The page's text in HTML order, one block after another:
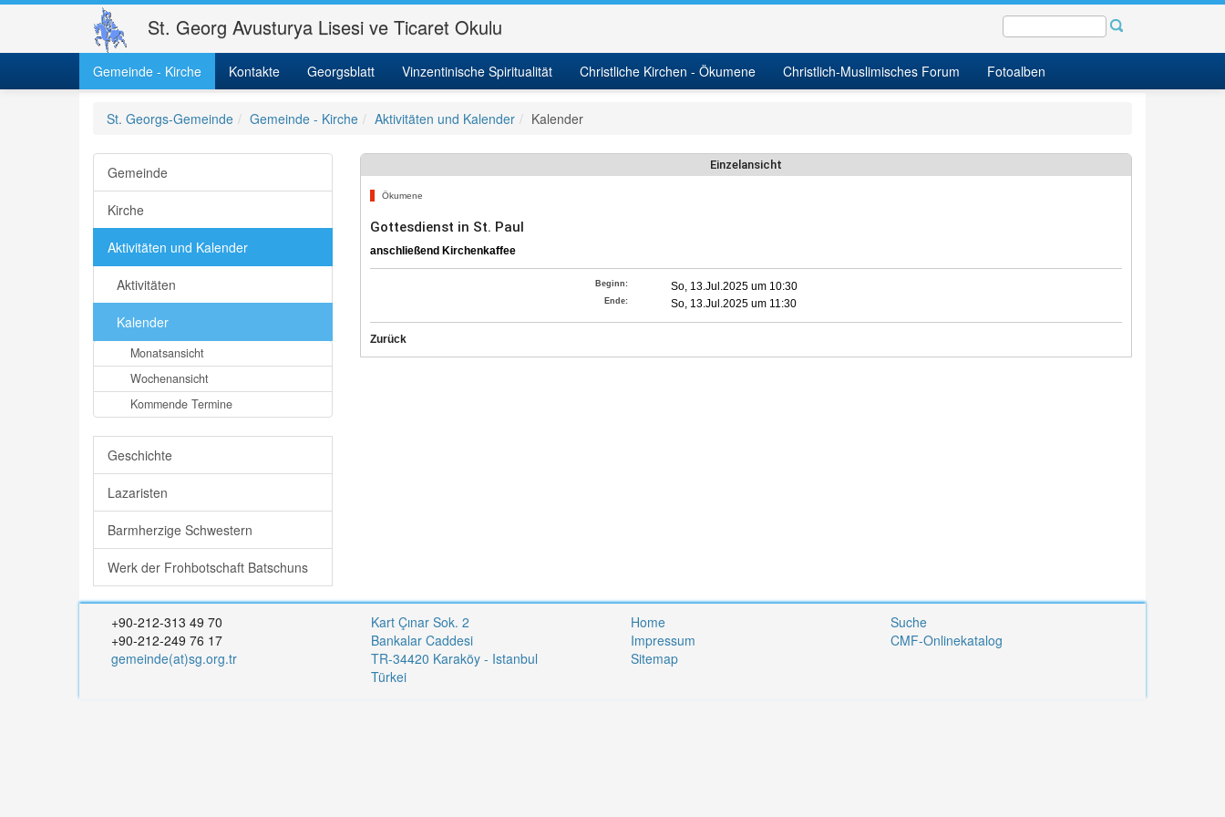
St. Georg Avusturya Lisesi ve Ticaret Okulu
Gemeinde - Kirche Kontakte Georgsblatt Vinzentinische Spiritualität Christliche Kirchen - Ökumene Christlich-Muslimisches Forum Fotoalben
St. Georgs-Gemeinde Gemeinde - Kirche Aktivitäten und Kalender Kalender
Gemeinde
Kirche
Aktivitäten und Kalender
Aktivitäten
Kalender
Monatsansicht
Wochenansicht
Kommende Termine
Geschichte
Lazaristen
Barmherzige Schwestern
Werk der Frohbotschaft Batschuns
Einzelansicht
Ökumene
Gottesdienst in St. Paul
anschließend Kirchenkaffee
Beginn: So, 13.Jul.2025 um 10:30
Ende: So, 13.Jul.2025 um 11:30
Zurück
+90-212-313 49 70
+90-212-249 76 17
gemeinde(at)sg.org.tr
Kart Çınar Sok. 2
Bankalar Caddesi
TR-34420 Karaköy - Istanbul
Türkei
Home
Impressum
Sitemap
Suche
CMF-Onlinekatalog